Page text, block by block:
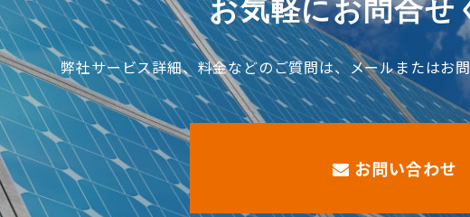
お気軽にお問合せ
弊社サービス詳細、料金などのご質問は、メールまたはお
お問い合わせ